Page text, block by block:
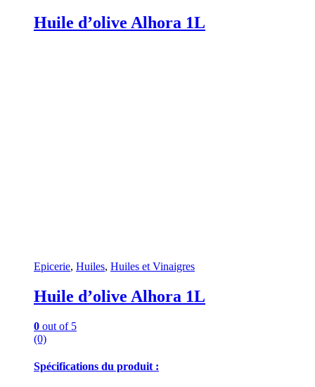
Huile d’olive Alhora 1L
Epicerie, Huiles, Huiles et Vinaigres
Huile d’olive Alhora 1L
0 out of 5
(0)
Spécifications du produit :